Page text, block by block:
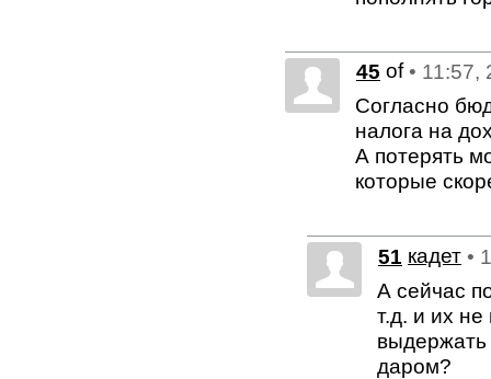
45 of• 11:57,
Согласно
налога на
А потерять
которые
51 кадет •
А сейчас
т.д. и их
выдержать
даром?